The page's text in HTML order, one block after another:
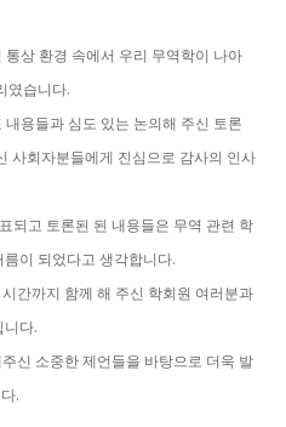
상 환경 속에서 우리 무역학이 나아
였습니다.
용들과 심도 있는 논의해 주신 토론
사회자분들에게 진심으로 감사의 인사
되고 토론된 된 내용들은 무역 관련 학
이 되었다고 생각합니다.
간까지 함께 해 주신 학회원 여러분과
니다.
신 소중한 제언들을 바탕으로 더욱 발
.